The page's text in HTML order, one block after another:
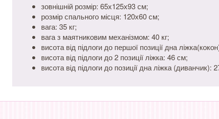
зовнішній розмір: 65х125х93 см;
розмір спального місця: 120х60 см;
вага: 35 кг;
вага з маятниковим механізмом: 40 кг;
висота від підлоги до першої позиції дна
висота від підлоги до 2 позиції ліжка: 46 см;
висота від підлоги до позиції дна ліжка (диванчик):